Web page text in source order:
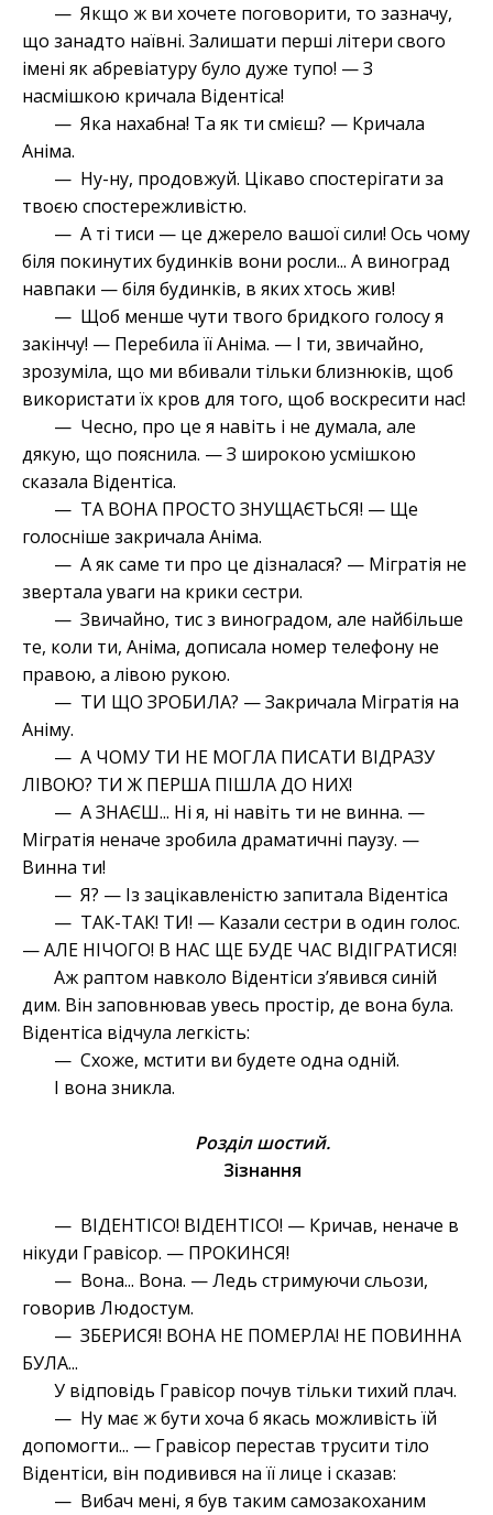
— Якщо ж ви хочете поговорити, то зазначу,
що занадто наївні. Залишати перші літери свого
імені як абревіатуру було дуже тупо! — З
насмішкою кричала Відентіса!
— Яка нахабна! Та як ти смієш? — Кричала
Аніма.
— Ну-ну, продовжуй. Цікаво спостерігати за
твоєю спостережливістю.
— А ті тиси — це джерело вашої сили! Ось чому
біля покинутих будинків вони росли... А виноград
навпаки — біля будинків, в яких хтось жив!
— Щоб менше чути твого бридкого голосу я
закінчу! — Перебила її Аніма. — І ти, звичайно,
зрозуміла, що ми вбивали тільки близнюків, щоб
використати їх кров для того, щоб воскресити нас!
— Чесно, про це я навіть і не думала, але
дякую, що пояснила. — З широкою усмішкою
сказала Відентіса.
— ТА ВОНА ПРОСТО ЗНУЩАЄТЬСЯ! — Ще
голосніше закричала Аніма.
— А як саме ти про це дізналася? — Мігратія не
звертала уваги на крики сестри.
— Звичайно, тис з виноградом, але найбільше
те, коли ти, Аніма, дописала номер телефону не
правою, а лівою рукою.
— ТИ ЩО ЗРОБИЛА? — Закричала Мігратія на
Аніму.
— А ЧОМУ ТИ НЕ МОГЛА ПИСАТИ ВІДРАЗУ
ЛІВОЮ? ТИ Ж ПЕРША ПІШЛА ДО НИХ!
— А ЗНАЄШ... Ні я, ні навіть ти не винна. —
Мігратія неначе зробила драматичні паузу. —
Винна ти!
— Я? — Із зацікавленістю запитала Відентіса
— ТАК-ТАК! ТИ! — Казали сестри в один голос.
— АЛЕ НІЧОГО! В НАС ЩЕ БУДЕ ЧАС ВІДІГРАТИСЯ!
Аж раптом навколо Відентіси з’явився синій
дим. Він заповнював увесь простір, де вона була.
Відентіса відчула легкість:
— Схоже, мстити ви будете одна одній.
І вона зникла.
Розділ шостий.
Зізнання
— ВІДЕНТІСО! ВІДЕНТІСО! — Кричав, неначе в
нікуди Гравісор. — ПРОКИНСЯ!
— Вона... Вона. — Ледь стримуючи сльози,
говорив Людостум.
— ЗБЕРИСЯ! ВОНА НЕ ПОМЕРЛА! НЕ ПОВИННА
БУЛА...
У відповідь Гравісор почув тільки тихий плач.
— Ну має ж бути хоча б якась можливість їй
допомогти... — Гравісор перестав трусити тіло
Відентіси, він подивився на її лице і сказав:
— Вибач мені, я був таким самозакоханим